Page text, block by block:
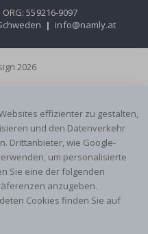
ORG: 559216-9097
| info@namly.at
2026
effizienter zu gestalten,
und den Datenverkehr
Drittanbieter, wie Google-
um personalisierte
Sie eine der folgenden
anzugeben.
Cookies finden Sie auf